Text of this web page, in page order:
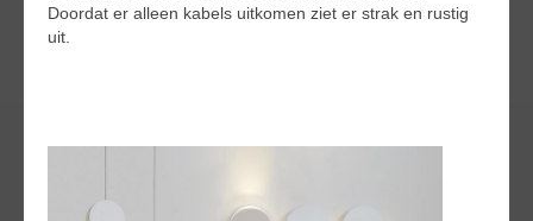
Doordat er alleen kabels uitkomen ziet er strak en rustig
uit.